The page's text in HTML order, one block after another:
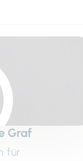
Graf
für